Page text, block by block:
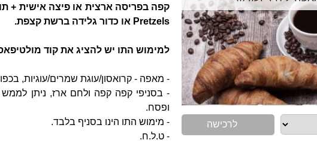
לרכישה
Pretzels או כדור גלידה ברשת קצפת.
למימוש התו יש להציג את קוד
- מאפה - קרואסון/עוגת שמרים/עוגיות,
ופסח.
- מימוש התו הינו בסניף בלבד.
- ט.ל.ח.